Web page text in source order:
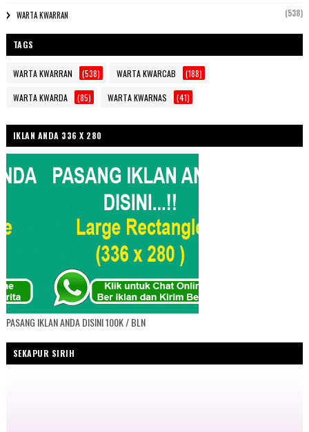
WARTA KWARRAN (538)
TAGS
WARTA KWARRAN (538) WARTA KWARCAB (188)
WARTA KWARDA (85) WARTA KWARNAS (41)
IKLAN ANDA 336 X 280
PASANG IKLAN ANDA DISINI 100K / BLN
SEKAPUR SIRIH